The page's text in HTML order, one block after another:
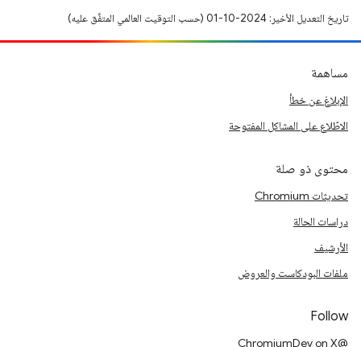
تاريخ التعديل الأخير: 2024-10-01 (حسب التوقيت العالمي المتفَّق عليه)
مساهمة
الإبلاغ عن خطأ
الاطّلاع على المشاكل المفتوحة
محتوى ذو صلة
تحديثات Chromium
دراسات الحالة
الأرشيف
ملفات البودكاست والعروض
Follow
@ChromiumDev on X